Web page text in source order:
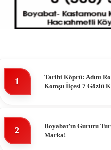
1
Tarihi Köprü: Adını
Komşu İlçesi 7 Gözlü
2
Boyabat’ın Gururu
Marka!